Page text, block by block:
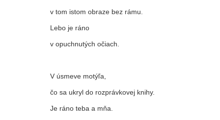
v tom istom obraze bez rámu.
Lebo je ráno
v opuchnutých očiach.
V úsmeve motýľa,
čo sa ukryl do rozprávkovej knihy.
Je ráno teba a mňa.